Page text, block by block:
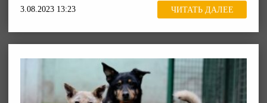
3.08.2023 13:23 ЧИТАТЬ ДАЛЕЕ